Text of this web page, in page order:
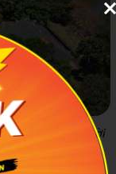
qua nhiều thời